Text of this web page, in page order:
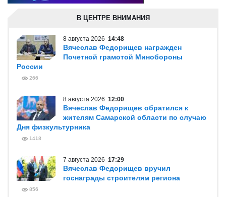
В ЦЕНТРЕ ВНИМАНИЯ
8 августа 2026 14:48
Вячеслав Федорищев награжден
Почетной грамотой Минобороны
России
266
8 августа 2026 12:00
Вячеслав Федорищев обратился к
жителям Самарской области по случаю
Дня физкультурника
1418
7 августа 2026 17:29
Вячеслав Федорищев вручил
госнаграды строителям региона
856